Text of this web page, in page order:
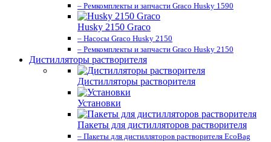
– Ремкомплекты и запчасти Graco Husky 1590
Husky 2150 Graco
– Насосы Graco Husky 2150
– Ремкомплекты и запчасти Graco Husky 2150
Дистилляторы растворителя
Дистилляторы растворителя
Установки
Пакеты для дистилляторов растворителя
– Пакеты для дистилляторов растворителя EcoBag